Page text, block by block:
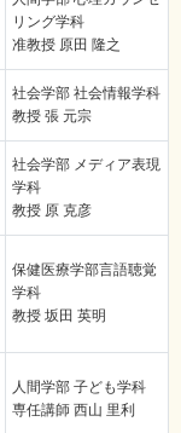
リング学科
准教授 原田 隆之
社会学部 社会情報学科
教授 張 元宗
社会学部 メディア表現
学科
教授 原 克彦
保健医療学部言語聴覚
学科
教授 坂田 英明
人間学部 子ども学科
専任講師 西山 里利